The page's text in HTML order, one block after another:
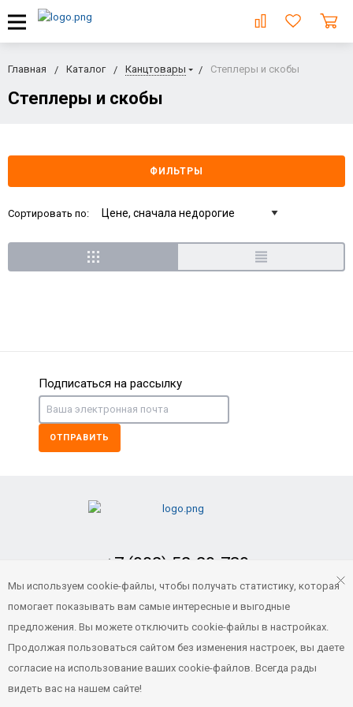
Главная Каталог Канцтовары Степлеры и скобы
Степлеры и скобы
ФИЛЬТРЫ
Сортировать по:
Подписаться на рассылку
ОТПРАВИТЬ
+7 (902) 52-29-739
Заказать обратный звонок
© 2021 Все права защищены
Порт ВЛ
Мы используем cookie-файлы, чтобы получать статистику, которая
помогает показывать вам самые интересные и выгодные
предложения. Вы можете отключить cookie-файлы в настройках.
Продолжая пользоваться сайтом без изменения настроек, вы даете
согласие на использование ваших cookie-файлов. Всегда рады
видеть вас на нашем сайте!